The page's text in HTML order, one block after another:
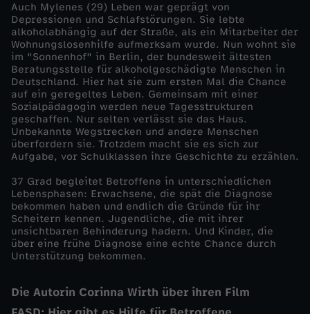
h
o
l
i
m
M
u
t
t
Auch Mylenes (29) Leben war geprägt von
Depressionen und Schlafstörungen. Sie lebte
alkoholabhängig auf der Straße, als ein Mitarbeiter der
Wohnungslosenhilfe aufmerksam wurde. Nun wohnt sie
im "Sonnenhof" in Berlin, der bundesweit ältesten
Beratungsstelle für alkoholgeschädigte Menschen in
Deutschland. Hier hat sie zum ersten Mal die Chance
auf ein geregeltes Leben. Gemeinsam mit einer
Sozialpädagogin werden neue Tagesstrukturen
geschaffen. Nur selten verlässt sie das Haus.
Unbekannte Wegstrecken und andere Menschen
überfordern sie. Trotzdem macht sie es sich zur
Aufgabe, vor Schulklassen ihre Geschichte zu erzählen.
37 Grad begleitet Betroffene in unterschiedlichen
Lebensphasen: Erwachsene, die spät die Diagnose
bekommen haben und endlich die Gründe für ihr
Scheitern kennen. Jugendliche, die mit ihrer
unsichtbaren Behinderung hadern. Und Kinder, die
über eine frühe Diagnose eine echte Chance durch
Unterstützung bekommen.
Die Autorin Corinna Wirth über ihren Film